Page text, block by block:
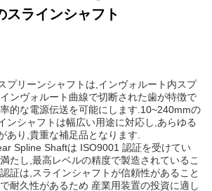
スラインシャフト
プリーンシャフトは,インヴォルート内スプ
ンヴォルート曲線で切断された歯が特徴で
的な電源伝送を可能にします.10~240mmの
ンシャフトは幅広い用途に対応し,あらゆる
あり,貴重な補足品となります.
Spline Shaftは ISO9001 認証を受けてい
たし,最高レベルの精度で製造されているこ
証は,スラインシャフトが信頼性があること
耐久性があるため 産業用装置の投資に適し